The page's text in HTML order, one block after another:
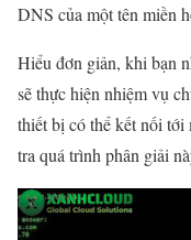
DNS của một tên miền
Hiểu đơn giản, khi bạn
sẽ thực hiện nhiệm vụ
thiết bị có thể kết nối
tra quá trình phân giải